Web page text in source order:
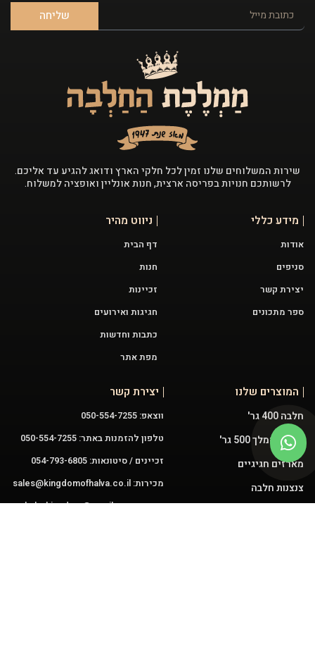
שליחה
שירות המשלוחים שלנו זמין לכל חלקי הארץ ודואג להגיע עד אליכם.
לרשותכם חנויות בפריסה ארצית, חנות אונליין ואופציה למשלוח.
מידע כללי
אודות
סניפים
יצירת קשר
ספר מתכונים
ניווט מהיר
דף הבית
חנות
זכיינות
חגיגות ואירועים
כתבות וחדשות
מפת אתר
המוצרים שלנו
חלבה 400 גר'
טחינה המלך 500 גר'
מארזים חגיגיים
צנצנות חלבה
יצירת קשר
ווצאפ: 050-554-7255
טלפון להזמנות באתר: 050-554-7255
זכיינים / סיטונאות: 054-793-6805
מכירות: sales@kingdomofhalva.co.il
שירות:halvakingdom@gmail.com